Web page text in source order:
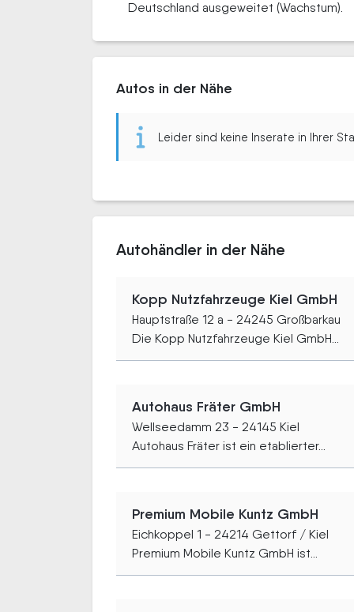
Deutschland ausgeweitet (Wachstum).
Autos in der Nähe
Leider sind keine Inserate in Ihrer
Autohändler in der Nähe
Kopp Nutzfahrzeuge Kiel GmbH
Hauptstraße 12 a - 24245 Großbarkau
Die Kopp Nutzfahrzeuge Kiel GmbH...
Autohaus Fräter GmbH
Wellseedamm 23 - 24145 Kiel
Autohaus Fräter ist ein etablierter...
Premium Mobile Kuntz GmbH
Eichkoppel 1 - 24214 Gettorf / Kiel
Premium Mobile Kuntz GmbH ist...